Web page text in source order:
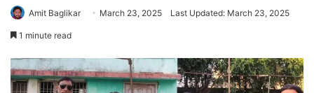
Amit Baglikar March 23, 2025 Last Updated: March 23, 2025
1 minute read